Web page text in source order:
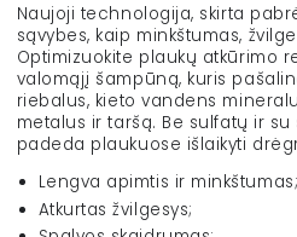
Naujoji technologija, skirta
sąvybes, kaip minkštumas,
Optimizuokite plaukų atkūrimo
valomąjį šampūną, kuris
riebalus, kieto vandens
metalus ir taršą. Be sulfatų ir
padeda plaukuose išlaikyti
Lengva apimtis ir minkštumas;
Atkurtas žvilgesys;